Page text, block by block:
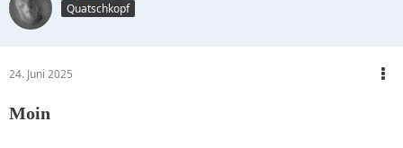
Quatschkopf
24. Juni 2025
Moin